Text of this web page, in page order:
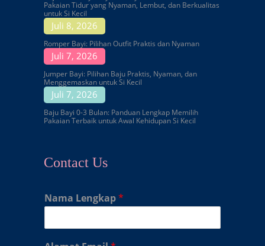
Pakaian Tidur yang Nyaman, Lembut, dan Berkualitas
untuk Si Kecil
Juli 8, 2026
Romper Bayi: Pilihan Outfit Praktis dan Nyaman
Juli 7, 2026
Jumper Bayi: Pilihan Baju Praktis, Nyaman, dan
Menggemaskan untuk Si Kecil
Juli 7, 2026
Baju Bayi 0-3 Bulan: Panduan Lengkap Memilih
Pakaian Terbaik untuk Awal Kehidupan Si Kecil
Contact Us
Nama Lengkap*